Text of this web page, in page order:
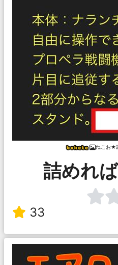
ねこお★
詰めれ
33